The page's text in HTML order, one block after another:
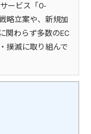
ービス「O-
略立案や、新規加
関わらず多数のEC
撲滅に取り組んで